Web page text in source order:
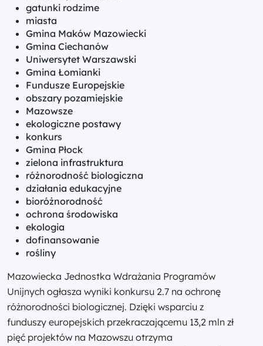
gatunki rodzime
miasta
Gmina Maków Mazowiecki
Gmina Ciechanów
Uniwersytet Warszawski
Gmina Łomianki
Fundusze Europejskie
obszary pozamiejskie
Mazowsze
ekologiczne postawy
konkurs
Gmina Płock
zielona infrastruktura
różnorodność biologiczna
działania edukacyjne
bioróżnorodność
ochrona środowiska
ekologia
dofinansowanie
rośliny
Mazowiecka Jednostka Wdrażania Programów
Unijnych ogłasza wyniki konkursu 2.7 na ochronę
różnorodności biologicznej. Dzięki wsparciu z
funduszy europejskich przekraczającemu 13,2 mln zł
pięć projektów na Mazowszu otrzyma